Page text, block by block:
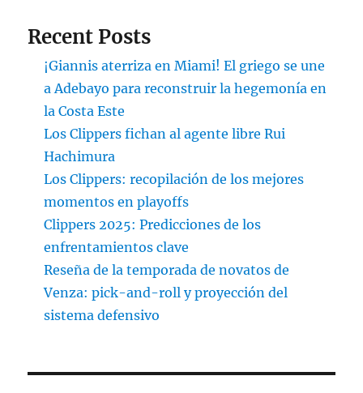
Recent Posts
¡Giannis aterriza en Miami! El griego se une
a Adebayo para reconstruir la hegemonía en
la Costa Este
Los Clippers fichan al agente libre Rui
Hachimura
Los Clippers: recopilación de los mejores
momentos en playoffs
Clippers 2025: Predicciones de los
enfrentamientos clave
Reseña de la temporada de novatos de
Venza: pick-and-roll y proyección del
sistema defensivo